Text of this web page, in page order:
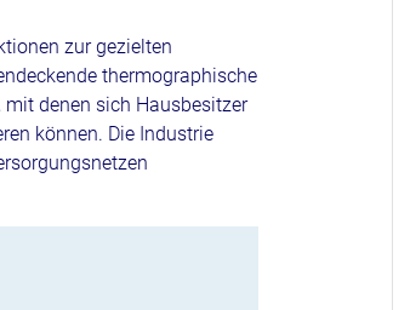
zur gezielten
thermographische
denen sich Hausbesitzer
können. Die Industrie